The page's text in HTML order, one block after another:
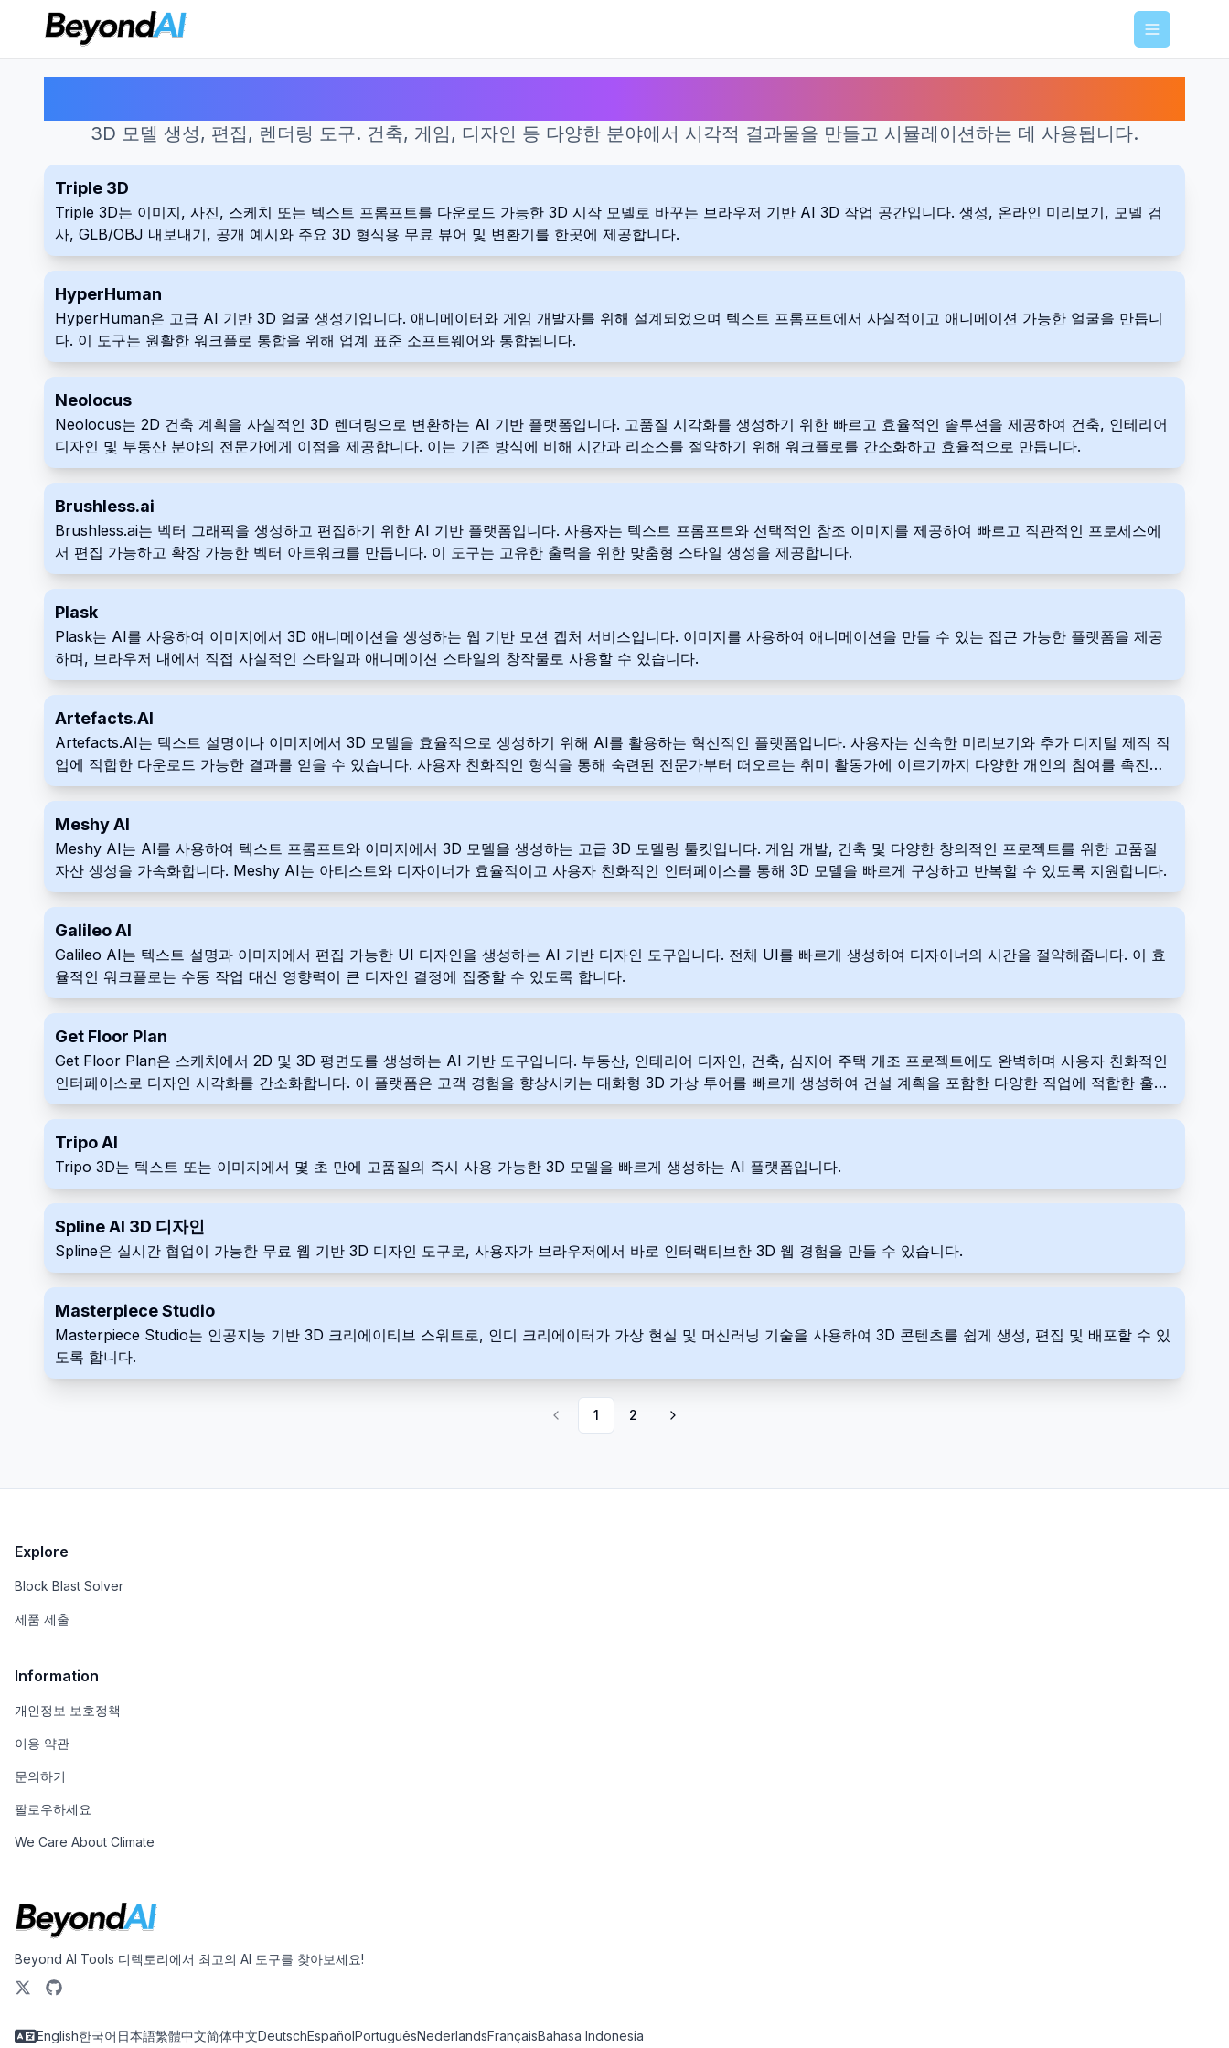
Menu
3D 모델 생성, 편집, 렌더링 도구. 건축, 게임, 디자인 등 다양한 분야에서 시각적 결과물을 만들고 시뮬레이션하는 데 사용됩니다.
Triple 3D
Triple 3D는 이미지, 사진, 스케치 또는 텍스트 프롬프트를 다운로드 가능한 3D 시작 모델로 바꾸는 브라우저 기반 AI 3D 작업 공간입니다. 생성, 온라인 미리보기, 모델 검
사, GLB/OBJ 내보내기, 공개 예시와 주요 3D 형식용 무료 뷰어 및 변환기를 한곳에 제공합니다.
HyperHuman
HyperHuman은 고급 AI 기반 3D 얼굴 생성기입니다. 애니메이터와 게임 개발자를 위해 설계되었으며 텍스트 프롬프트에서 사실적이고 애니메이션 가능한 얼굴을 만듭니
다. 이 도구는 원활한 워크플로 통합을 위해 업계 표준 소프트웨어와 통합됩니다.
Neolocus
Neolocus는 2D 건축 계획을 사실적인 3D 렌더링으로 변환하는 AI 기반 플랫폼입니다. 고품질 시각화를 생성하기 위한 빠르고 효율적인 솔루션을 제공하여 건축, 인테리어
디자인 및 부동산 분야의 전문가에게 이점을 제공합니다. 이는 기존 방식에 비해 시간과 리소스를 절약하기 위해 워크플로를 간소화하고 효율적으로 만듭니다.
Brushless.ai
Brushless.ai는 벡터 그래픽을 생성하고 편집하기 위한 AI 기반 플랫폼입니다. 사용자는 텍스트 프롬프트와 선택적인 참조 이미지를 제공하여 빠르고 직관적인 프로세스에
서 편집 가능하고 확장 가능한 벡터 아트워크를 만듭니다. 이 도구는 고유한 출력을 위한 맞춤형 스타일 생성을 제공합니다.
Plask
Plask는 AI를 사용하여 이미지에서 3D 애니메이션을 생성하는 웹 기반 모션 캡처 서비스입니다. 이미지를 사용하여 애니메이션을 만들 수 있는 접근 가능한 플랫폼을 제공
하며, 브라우저 내에서 직접 사실적인 스타일과 애니메이션 스타일의 창작물로 사용할 수 있습니다.
Artefacts.AI
Artefacts.AI는 텍스트 설명이나 이미지에서 3D 모델을 효율적으로 생성하기 위해 AI를 활용하는 혁신적인 플랫폼입니다. 사용자는 신속한 미리보기와 추가 디지털 제작 작
업에 적합한 다운로드 가능한 결과를 얻을 수 있습니다. 사용자 친화적인 형식을 통해 숙련된 전문가부터 떠오르는 취미 활동가에 이르기까지 다양한 개인의 참여를 촉진하
여 정교한 프로젝트 실현 범위를 더 넓은 인구로 확장합니다.
Meshy AI
Meshy AI는 AI를 사용하여 텍스트 프롬프트와 이미지에서 3D 모델을 생성하는 고급 3D 모델링 툴킷입니다. 게임 개발, 건축 및 다양한 창의적인 프로젝트를 위한 고품질
자산 생성을 가속화합니다. Meshy AI는 아티스트와 디자이너가 효율적이고 사용자 친화적인 인터페이스를 통해 3D 모델을 빠르게 구상하고 반복할 수 있도록 지원합니다.
Galileo AI
Galileo AI는 텍스트 설명과 이미지에서 편집 가능한 UI 디자인을 생성하는 AI 기반 디자인 도구입니다. 전체 UI를 빠르게 생성하여 디자이너의 시간을 절약해줍니다. 이 효
율적인 워크플로는 수동 작업 대신 영향력이 큰 디자인 결정에 집중할 수 있도록 합니다.
Get Floor Plan
Get Floor Plan은 스케치에서 2D 및 3D 평면도를 생성하는 AI 기반 도구입니다. 부동산, 인테리어 디자인, 건축, 심지어 주택 개조 프로젝트에도 완벽하며 사용자 친화적인
인터페이스로 디자인 시각화를 간소화합니다. 이 플랫폼은 고객 경험을 향상시키는 대화형 3D 가상 투어를 빠르게 생성하여 건설 계획을 포함한 다양한 직업에 적합한 훌륭
한 판매 또는 마케팅 프레젠테이션 자료를 만듭니다.
Tripo AI
Tripo 3D는 텍스트 또는 이미지에서 몇 초 만에 고품질의 즉시 사용 가능한 3D 모델을 빠르게 생성하는 AI 플랫폼입니다.
Spline AI 3D 디자인
Spline은 실시간 협업이 가능한 무료 웹 기반 3D 디자인 도구로, 사용자가 브라우저에서 바로 인터랙티브한 3D 웹 경험을 만들 수 있습니다.
Masterpiece Studio
Masterpiece Studio는 인공지능 기반 3D 크리에이티브 스위트로, 인디 크리에이터가 가상 현실 및 머신러닝 기술을 사용하여 3D 콘텐츠를 쉽게 생성, 편집 및 배포할 수 있
도록 합니다.
1 2
Explore
Block Blast Solver
제품 제출
Information
개인정보 보호정책
이용 약관
문의하기
팔로우하세요
We Care About Climate
Beyond AI Tools 디렉토리에서 최고의 AI 도구를 찾아보세요!
English한국어 日本語繁體中文简体中文DeutschEspañolPortuguêsNederlandsFrançaisBahasa Indonesia